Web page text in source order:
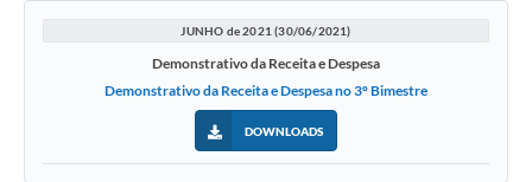
JUNHO de 2021 (30/06/2021)
Demonstrativo da Receita e Despesa
Demonstrativo da Receita e Despesa no 3º Bimestre
DOWNLOADS